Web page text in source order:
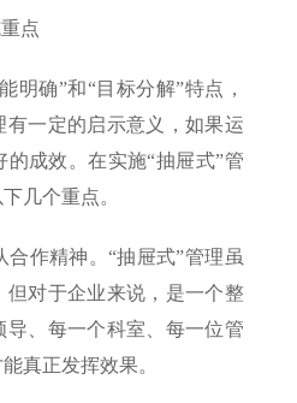
点
明确”和“目标分解”特点，
有一定的启示意义，如果运
的成效。在实施“抽屉式”管
几个重点。
作精神。“抽屉式”管理虽
但对于企业来说，是一个整
、每一个科室、每一位管
真正发挥效果。